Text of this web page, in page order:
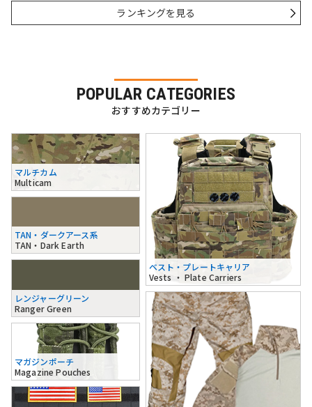
ランキングを見る
POPULAR CATEGORIES
おすすめカテゴリー
マルチカム
Multicam
TAN・ダークアース系
TAN・Dark Earth
レンジャーグリーン
Ranger Green
ベスト・プレートキャリア
Vests ・ Plate Carriers
マガジンポーチ
Magazine Pouches